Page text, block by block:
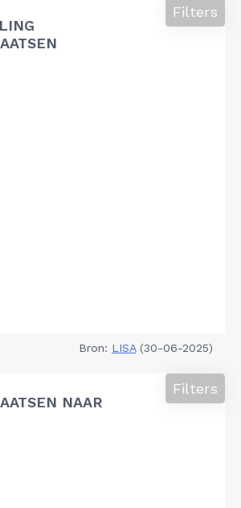
Filters
Bron: LISA(30-06-2025)
NAAR
Filters